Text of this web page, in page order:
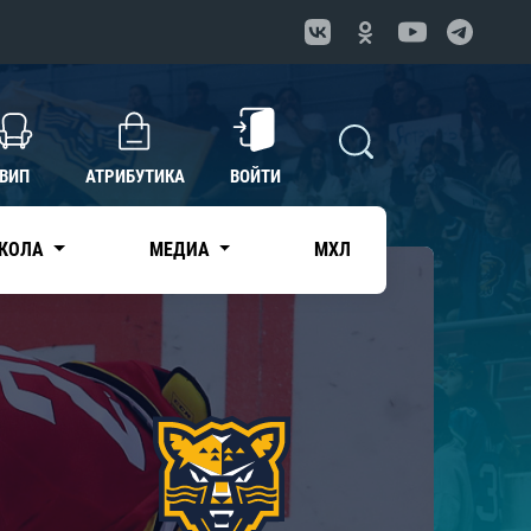
ВИП АТРИБУТИКА ВОЙТИ
МЕДИА МХЛ